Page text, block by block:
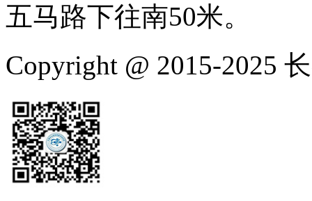
五马路下往南50米。
Copyright @ 2015-2025